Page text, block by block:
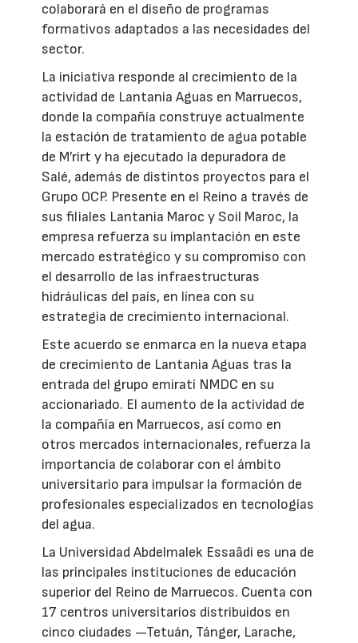
colaborará en el diseño de programas
formativos adaptados a las necesidades del
sector.
La iniciativa responde al crecimiento de la
actividad de Lantania Aguas en Marruecos,
donde la compañía construye actualmente
la estación de tratamiento de agua potable
de M’rirt y ha ejecutado la depuradora de
Salé, además de distintos proyectos para el
Grupo OCP. Presente en el Reino a través de
sus filiales Lantania Maroc y Soil Maroc, la
empresa refuerza su implantación en este
mercado estratégico y su compromiso con
el desarrollo de las infraestructuras
hidráulicas del país, en línea con su
estrategia de crecimiento internacional.
Este acuerdo se enmarca en la nueva etapa
de crecimiento de Lantania Aguas tras la
entrada del grupo emiratí NMDC en su
accionariado. El aumento de la actividad de
la compañía en Marruecos, así como en
otros mercados internacionales, refuerza la
importancia de colaborar con el ámbito
universitario para impulsar la formación de
profesionales especializados en tecnologías
del agua.
La Universidad Abdelmalek Essaâdi es una de
las principales instituciones de educación
superior del Reino de Marruecos. Cuenta con
17 centros universitarios distribuidos en
cinco ciudades —Tetuán, Tánger, Larache,